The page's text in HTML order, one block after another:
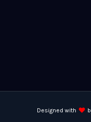
Designed with